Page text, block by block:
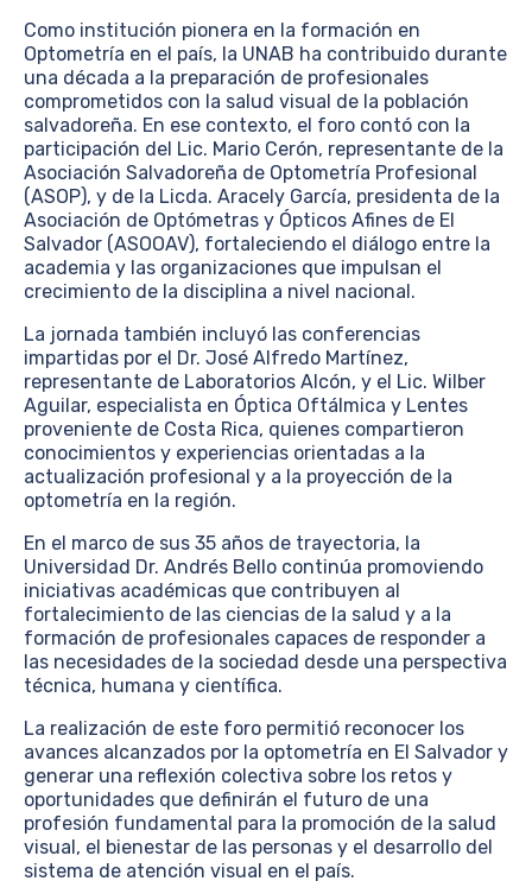
Como institución pionera en la formación en
Optometría en el país, la UNAB ha contribuido durante
una década a la preparación de profesionales
comprometidos con la salud visual de la población
salvadoreña. En ese contexto, el foro contó con la
participación del Lic. Mario Cerón, representante de la
Asociación Salvadoreña de Optometría Profesional
(ASOP), y de la Licda. Aracely García, presidenta de la
Asociación de Optómetras y Ópticos Afines de El
Salvador (ASOOAV), fortaleciendo el diálogo entre la
academia y las organizaciones que impulsan el
crecimiento de la disciplina a nivel nacional.
La jornada también incluyó las conferencias
impartidas por el Dr. José Alfredo Martínez,
representante de Laboratorios Alcón, y el Lic. Wilber
Aguilar, especialista en Óptica Oftálmica y Lentes
proveniente de Costa Rica, quienes compartieron
conocimientos y experiencias orientadas a la
actualización profesional y a la proyección de la
optometría en la región.
En el marco de sus 35 años de trayectoria, la
Universidad Dr. Andrés Bello continúa promoviendo
iniciativas académicas que contribuyen al
fortalecimiento de las ciencias de la salud y a la
formación de profesionales capaces de responder a
las necesidades de la sociedad desde una perspectiva
técnica, humana y científica.
La realización de este foro permitió reconocer los
avances alcanzados por la optometría en El Salvador y
generar una reflexión colectiva sobre los retos y
oportunidades que definirán el futuro de una
profesión fundamental para la promoción de la salud
visual, el bienestar de las personas y el desarrollo del
sistema de atención visual en el país.